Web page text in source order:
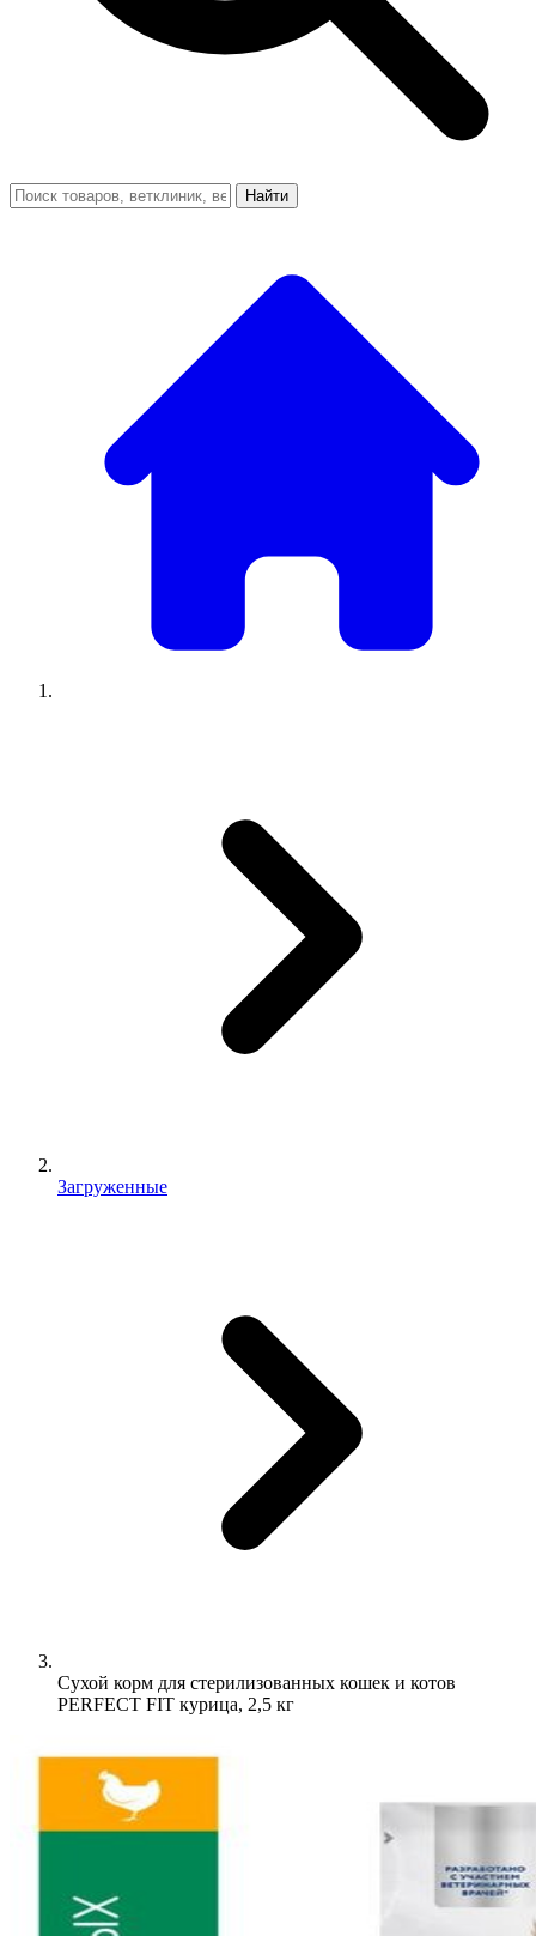
Найти
Загруженные
Сухой корм для стерилизованных кошек и котов
PERFECT FIT курица, 2,5 кг